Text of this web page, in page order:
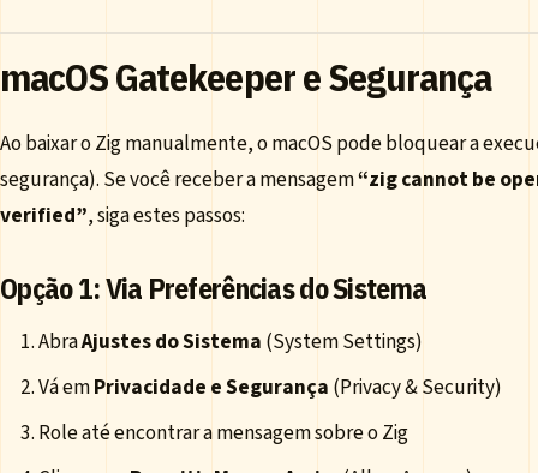
macOS Gatekeeper e Segurança
Ao baixar o Zig manualmente, o macOS pode bloquear a
segurança). Se você receber a mensagem“zig cannot be
verified”, siga estes passos:
Opção 1: Via Preferências do Sistema
AbraAjustes do Sistema (System Settings)
Vá emPrivacidade e Segurança (Privacy & Security)
Role até encontrar a mensagem sobre o Zig